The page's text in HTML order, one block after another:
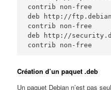
contrib non-free
deb http://
contrib non-free
deb http://
contrib non-free
Création d’un paquet .deb
Un paquet Debian n’est pas